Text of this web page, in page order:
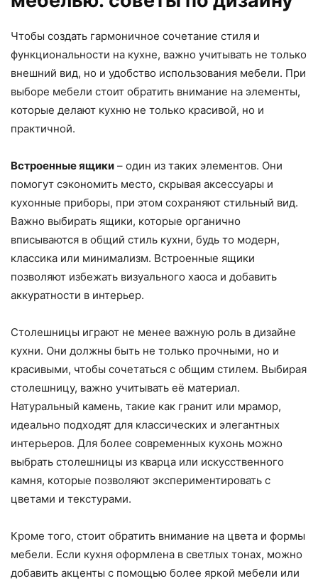
Чтобы создать гармоничное сочетание стиля и
функциональности на кухне, важно учитывать не только
внешний вид, но и удобство использования мебели. При
выборе мебели стоит обратить внимание на элементы,
которые делают кухню не только красивой, но и
практичной.
Встроенные ящики – один из таких элементов. Они
помогут сэкономить место, скрывая аксессуары и
кухонные приборы, при этом сохраняют стильный вид.
Важно выбирать ящики, которые органично
вписываются в общий стиль кухни, будь то модерн,
классика или минимализм. Встроенные ящики
позволяют избежать визуального хаоса и добавить
аккуратности в интерьер.
Столешницы играют не менее важную роль в дизайне
кухни. Они должны быть не только прочными, но и
красивыми, чтобы сочетаться с общим стилем. Выбирая
столешницу, важно учитывать её материал.
Натуральный камень, такие как гранит или мрамор,
идеально подходят для классических и элегантных
интерьеров. Для более современных кухонь можно
выбрать столешницы из кварца или искусственного
камня, которые позволяют экспериментировать с
цветами и текстурами.
Кроме того, стоит обратить внимание на цвета и формы
мебели. Если кухня оформлена в светлых тонах, можно
добавить акценты с помощью более яркой мебели или